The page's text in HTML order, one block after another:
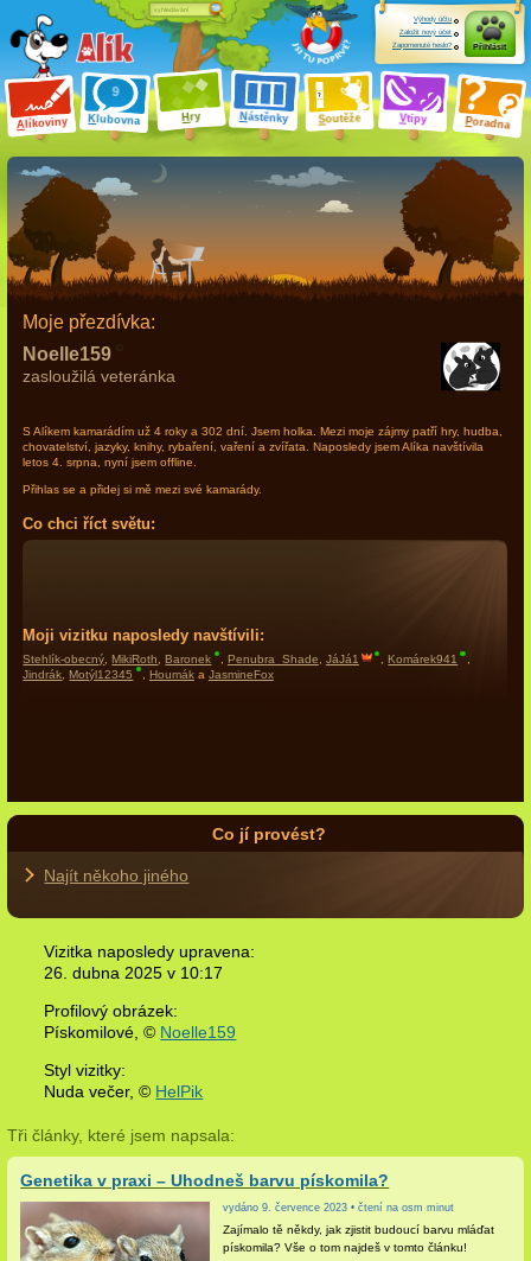
Alíkoviny Klubovna Hry Nástěnky Soutěže Vtipy Poradna
Výhody účtu
Založit nový účet
Zapomenuté heslo?
Přihlásit
Moje přezdívka:
Noelle159
zasloužilá veteránka
S Alíkem kamarádímuž 4 roky a 302 dní . Jsem holka. Mezi moje zájmy patří hry, hudba,
chovatelství, jazyky, knihy, rybaření, vaření a zvířata. Naposledy jsem Alíka navštívila
letos 4. srpna, nyní jsem offline.
Přihlas se a přidej si mě mezi své kamarády.
Co chci říct světu:
Moji vizitku naposledy navštívili:
Stehlík-obecný ,MikiRoth ,Baronek Penubra_Shade JáJá1 ,Komárek941
Jindrák ,Motýl12345 Houmáka JasmineFox
Co jí provést?
Najít někoho jiného
Vizitka naposledy upravena:
26. dubna 2025 v 10:17
Profilový obrázek:
Pískomilové,© Noelle159
Styl vizitky:
Nuda večer, © HelPik
Tři články, které jsem napsala:
Genetika v praxi – Uhodneš barvu pískomila?
vydáno 9. července 2023 • čtení na osm minut
Zajímalo tě někdy, jak zjistit budoucí barvu mláďat
pískomila? Vše o tom najdeš v tomto článku!